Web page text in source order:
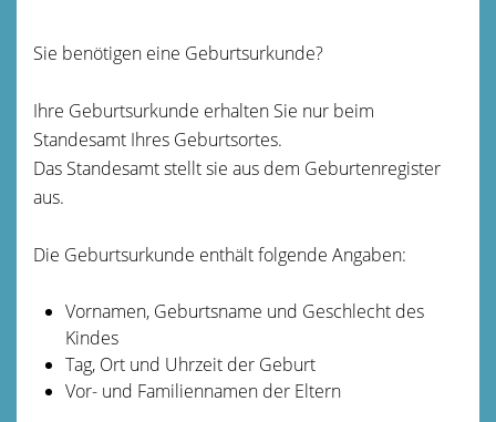
Sie benötigen eine Geburtsurkunde?
Ihre Geburtsurkunde erhalten Sie nur beim
Standesamt Ihres Geburtsortes.
Das Standesamt stellt sie aus dem Geburtenregister
aus.
Die Geburtsurkunde enthält folgende Angaben:
Vornamen, Geburtsname und Geschlecht des
Kindes
Tag, Ort und Uhrzeit der Geburt
Vor- und Familiennamen der Eltern